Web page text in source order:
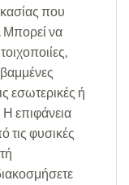
που
Μπορεί να
εσωτερικές ή
Η επιφάνεια
τις φυσικές